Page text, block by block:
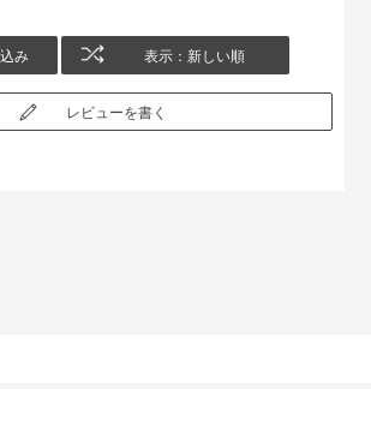
み 表示：新しい順
レビューを書く